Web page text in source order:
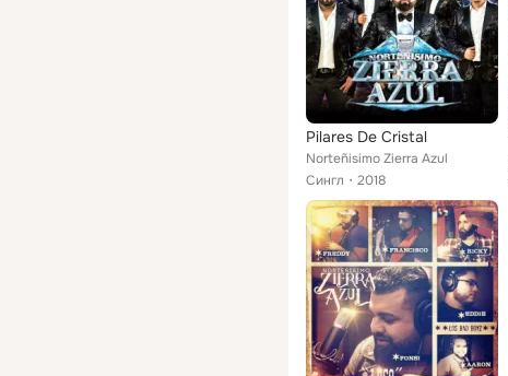
Pilares De Cristal
Norteñisimo Zierra Azul
Сингл
2018